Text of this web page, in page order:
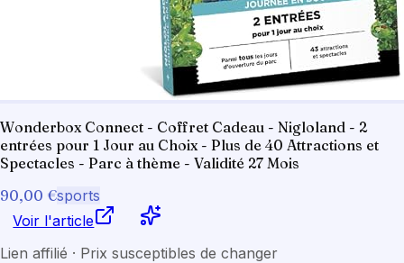
Wonderbox Connect - Coffret Cadeau - Nigloland - 2
entrées pour 1 Jour au Choix - Plus de 40 Attractions et
Spectacles - Parc à thème - Validité 27 Mois
90,00 €sports
Voir l'article
Lien affilié · Prix susceptibles de changer